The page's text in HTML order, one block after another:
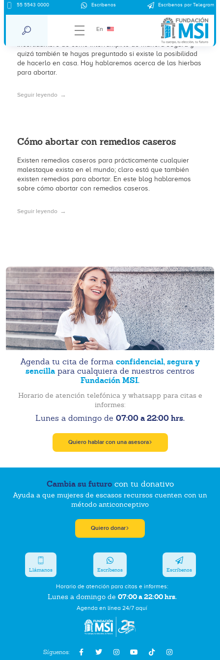
55 5543 0000 Escríbenos Escríbenos por Telegram
En
Hierbas para abortar
Ante un embarazo no planeado, es posible que tengas la
incertidumbre de cómo interrumpirlo de manera segura y
quizá también te hayas preguntado si existe la posibilidad
de hacerlo en casa. Hoy hablaremos acerca de las hierbas
para abortar.
Seguir leyendo
Cómo abortar con remedios caseros
Existen remedios caseros para prácticamente cualquier
malestaque exista en el mundo; claro está que también
existen remedios para abortar. En este blog hablaremos
sobre cómo abortar con remedios caseros.
Seguir leyendo
Agenda tu cita de forma confidencial, segura y
sencilla para cualquiera de nuestros centros
Fundación MSI.
Horario de atención telefónica y whatsapp para citas e
informes:
Lunes a domingo de 07:00 a 22:00 hrs.
Quiero hablar con una asesora
Cambia su futurocon tu donativo
Ayuda a que mujeres de escasos recursos cuenten con un
método anticonceptivo
Quiero donar
Síguenos:
Horario de atención para citas e informes:
Lunes a domingo de 07:00 a 22:00 hrs.
Agenda en línea 24/7 aquí
Llámanos Escríbenos Escríbenos